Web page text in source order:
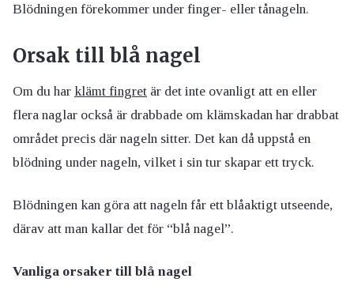
Blödningen förekommer under finger- eller tånageln.
Orsak till blå nagel
Om du har klämt fingret är det inte ovanligt att en eller
flera naglar också är drabbade om klämskadan har drabbat
området precis där nageln sitter. Det kan då uppstå en
blödning under nageln, vilket i sin tur skapar ett tryck.
Blödningen kan göra att nageln får ett blåaktigt utseende,
därav att man kallar det för “blå nagel”.
Vanliga orsaker till blå nagel